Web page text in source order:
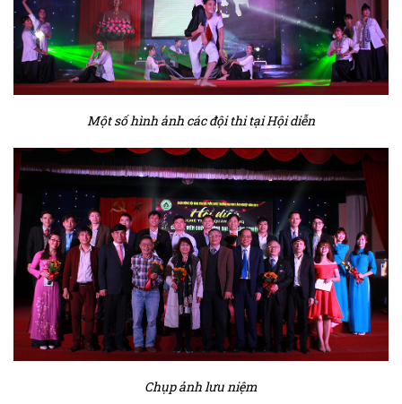
Một số hình ảnh các đội thi tại Hội diễn
Chụp ảnh lưu niệm